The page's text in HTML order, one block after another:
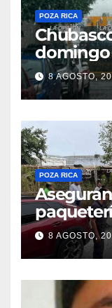
POZA RICA
domingo
8 AGOSTO,
POZA RICA
captura
Tuxpan
8 AGOSTO,